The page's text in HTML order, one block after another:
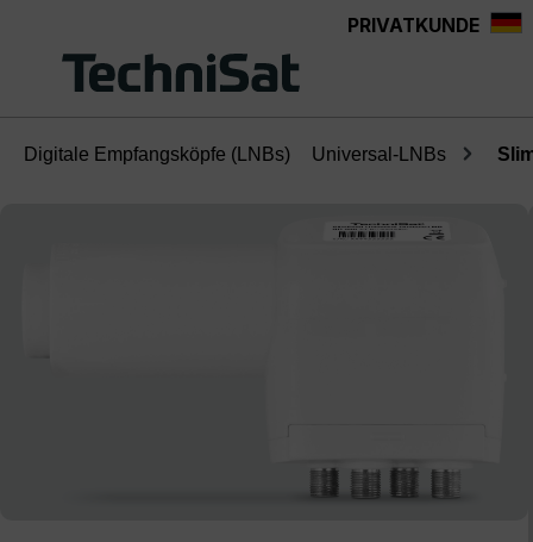
PRIVATKUNDE
Digitale Empfangsköpfe (LNBs) Universal-LNBs